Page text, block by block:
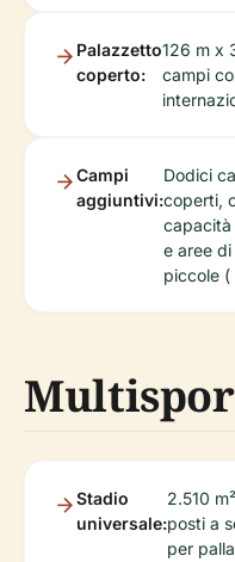
Palazzetto
coperto:
126 m x
campi
Campi
aggiuntivi:
Dodici
coperti,
capacità
e aree
piccole (
Stadio
universale:
2.510
posti a
per